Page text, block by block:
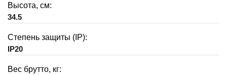
Высота, см:
34.5
Степень защиты (IP):
IP20
Вес брутто, кг: